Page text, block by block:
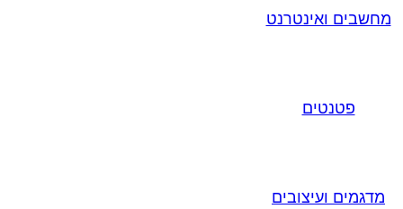
מחשבים ואינטרנט
פטנטים
מדגמים ועיצובים